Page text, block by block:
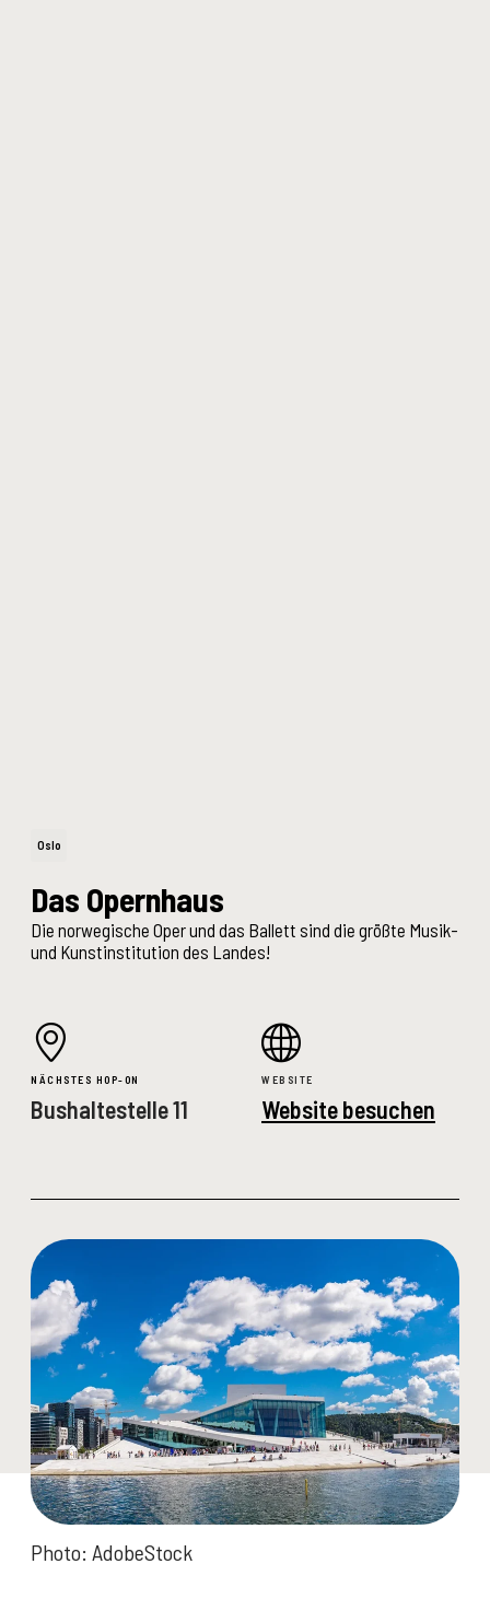
Oslo
Das Opernhaus
Die norwegische Oper und das Ballett sind die größte Musik-
und Kunstinstitution des Landes!
NÄCHSTES HOP-ON
Bushaltestelle 11
WEBSITE
Website besuchen
Photo: AdobeStock